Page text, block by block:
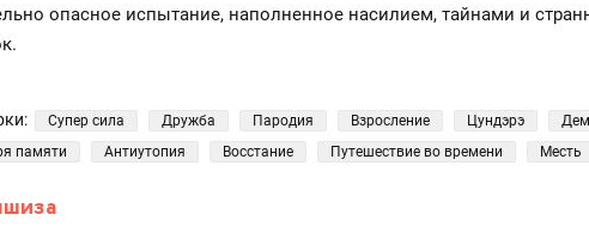
опасное испытание, наполненное насилием, тайнами и
Супер сила Дружба Пародия Взросление Цундэрэ
памяти
Антиутопия Восстание Путешествие во времени Месть